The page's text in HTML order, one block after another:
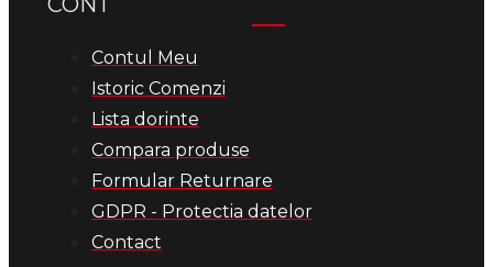
Contul Meu
Istoric Comenzi
Lista dorinte
Compara produse
Formular Returnare
GDPR - Protectia datelor
Contact